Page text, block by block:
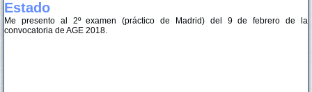
Estado
Me presento al 2º examen (práctico de Madrid) del 9 de febrero de la
convocatoria de AGE 2018.